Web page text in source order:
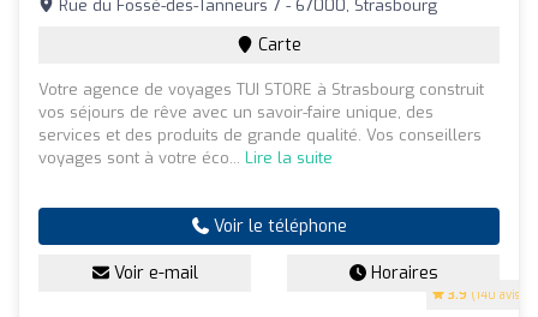
3.9 (140 avis)
Rue du Fossé-des-Tanneurs 7 - 67000, Strasbourg
Carte
Votre agence de voyages TUI STORE à Strasbourg construit
vos séjours de rêve avec un savoir-faire unique, des
services et des produits de grande qualité. Vos conseillers
voyages sont à votre éco... Lire la suite
Voir le téléphone
Voir e-mail Horaires